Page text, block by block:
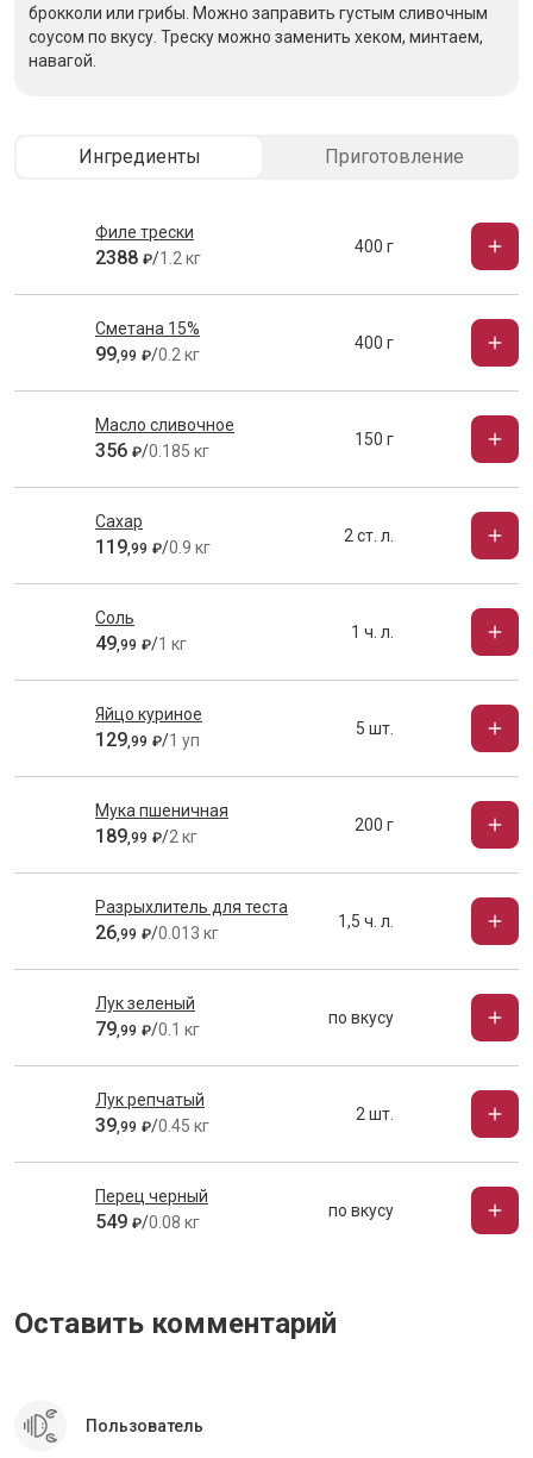
брокколи или грибы. Можно заправить густым сливочным
соусом по вкусу. Треску можно заменить хеком, минтаем,
навагой.
Ингредиенты Приготовление
Филе трески
2388 ₽/1.2 кг
400 г
Сметана 15%
99,99 ₽/0.2 кг
400 г
Масло сливочное
356 ₽/0.185 кг
150 г
Сахар
119,99 ₽/0.9 кг
2 ст. л.
Соль
49,99 ₽/1 кг
1 ч. л.
Яйцо куриное
129,99 ₽/1 уп
5 шт.
Мука пшеничная
189,99 ₽/2 кг
200 г
Разрыхлитель для теста
26,99 ₽/0.013 кг
1,5 ч. л.
Лук зеленый
79,99 ₽/0.1 кг
по вкусу
Лук репчатый
39,99 ₽/0.45 кг
2 шт.
Перец черный
549 ₽/0.08 кг
по вкусу
Оставить комментарий
Пользователь